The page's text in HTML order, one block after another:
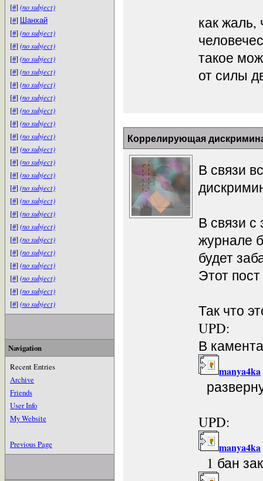
[#](no subject)
[#] Шанхай
[#](no subject)
[#](no subject)
[#](no subject)
[#](no subject)
[#](no subject)
[#](no subject)
[#](no subject)
[#](no subject)
[#](no subject)
[#](no subject)
[#](no subject)
[#](no subject)
[#](no subject)
[#](no subject)
[#](no subject)
[#](no subject)
[#](no subject)
[#](no subject)
[#](no subject)
[#](no subject)
[#](no subject)
[#](no subject)
Navigation
Recent Entries
Archive
Friends
User Info
My Website
Previous Page
как жаль,
такое
от силы
Коррелирующая
В связи
В связи
журнале
будет
Этот
Так что
UPD:
В
manya4ka
UPD:
manya4ka
1 бан